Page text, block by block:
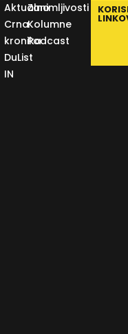
Aktualno
Crna
kronika
DuList
IN
Zanimljivosti
Kolumne
Podcast